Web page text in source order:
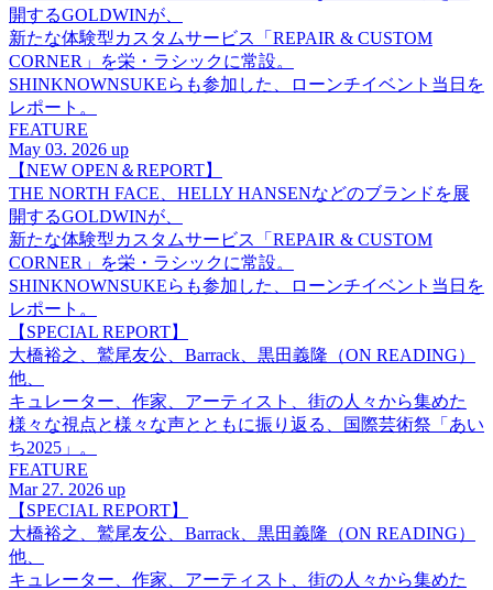
開するGOLDWINが、
新たな体験型カスタムサービス「REPAIR & CUSTOM
CORNER」を栄・ラシックに常設。
SHINKNOWNSUKEらも参加した、ローンチイベント当日を
レポート。
FEATURE
May 03. 2026 up
【NEW OPEN＆REPORT】
THE NORTH FACE、HELLY HANSENなどのブランドを展
開するGOLDWINが、
新たな体験型カスタムサービス「REPAIR & CUSTOM
CORNER」を栄・ラシックに常設。
SHINKNOWNSUKEらも参加した、ローンチイベント当日を
レポート。
【SPECIAL REPORT】
大橋裕之、鷲尾友公、Barrack、黒田義隆（ON READING）
他、
キュレーター、作家、アーティスト、街の人々から集めた
様々な視点と様々な声とともに振り返る、国際芸術祭「あい
ち2025」。
FEATURE
Mar 27. 2026 up
【SPECIAL REPORT】
大橋裕之、鷲尾友公、Barrack、黒田義隆（ON READING）
他、
キュレーター、作家、アーティスト、街の人々から集めた